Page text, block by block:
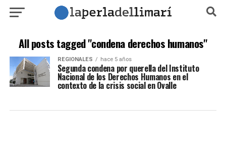
All posts tagged "condena derechos humanos"
REGIONALES hace 5 años
Segunda condena por querella del Instituto
Nacional de los Derechos Humanos en el
contexto de la crisis social en Ovalle